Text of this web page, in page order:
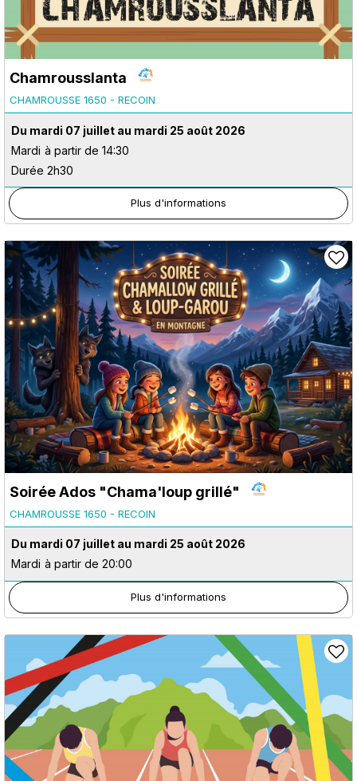
Chamrousslanta
CHAMROUSSE 1650 - RECOIN
Du mardi 07 juillet au mardi 25 août 2026
Mardi à partir de 14:30
Durée 2h30
Plus d'informations
Soirée Ados "Chama'loup grillé"
CHAMROUSSE 1650 - RECOIN
Du mardi 07 juillet au mardi 25 août 2026
Mardi à partir de 20:00
Plus d'informations